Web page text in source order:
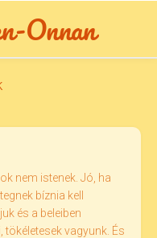
Onnan
nem istenek. Jó, ha
bíznia kell
és a beleiben
tökéletesek vagyunk. És